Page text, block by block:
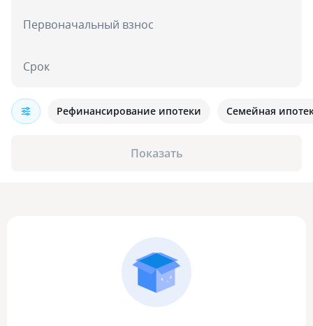
Первоначальный взнос
Срок
Показать
Рефинансирование ипотеки Семейная